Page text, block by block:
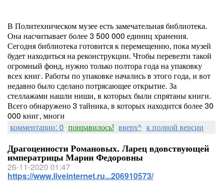
В Политехническом музее есть замечательная библиотека.
Она насчитывает более 3 500 000 единиц хранения.
Сегодня библиотека готовится к перемещению, пока музей
будет находиться на реконструкции. Чтобы перевезти такой
огромный фонд, нужно только полтора года на упаковку
всех книг. Работы по упаковке начались в этого года, и вот
недавно было сделано потрясающее открытие. За
стеллажами нашли ниши, в которых были спрятаны книги.
Всего обнаружено 3 тайника, в которых находится более 30
000 книг, многи
комментарии: 0 понравилось! вверх^ к полной версии
Драгоценности Романовых. Ларец вдовствующей
императрицы Марии Федоровны
26-11-2020 01:47
https://www.liveinternet.ru...206910573/